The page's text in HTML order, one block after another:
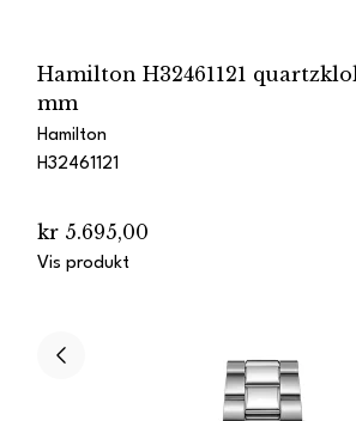
Hamilton H32461121
mm
Hamilton
H32461121
kr 5.695,00
Vis produkt